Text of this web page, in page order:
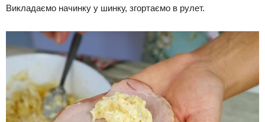
Викладаємо начинку у шинку, згортаємо в рулет.